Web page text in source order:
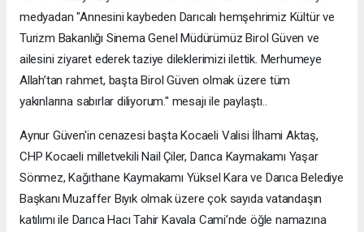
medyadan "Annesini kaybeden Darıcalı hemşehrimiz Kültür ve
Turizm Bakanlığı Sinema Genel Müdürümüz Birol Güven ve
ailesini ziyaret ederek taziye dileklerimizi ilettik. Merhumeye
Allah’tan rahmet, başta Birol Güven olmak üzere tüm
yakınlarına sabırlar diliyorum." mesajı ile paylaştı..
Aynur Güven'in cenazesi başta Kocaeli Valisi İlhami Aktaş,
CHP Kocaeli milletvekili Nail Çiler, Darıca Kaymakamı Yaşar
Sönmez, Kağıthane Kaymakamı Yüksel Kara ve Darıca Belediye
Başkanı Muzaffer Bıyık olmak üzere çok sayıda vatandaşın
katılımı ile Darıca Hacı Tahir Kavala Cami’nde öğle namazına